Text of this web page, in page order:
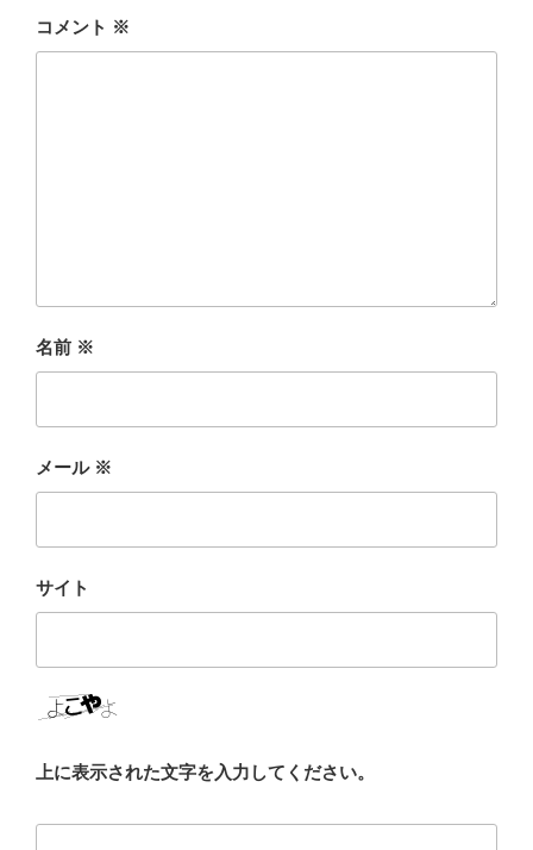
コメント ※
名前 ※
メール ※
サイト
上に表示された文字を入力してください。